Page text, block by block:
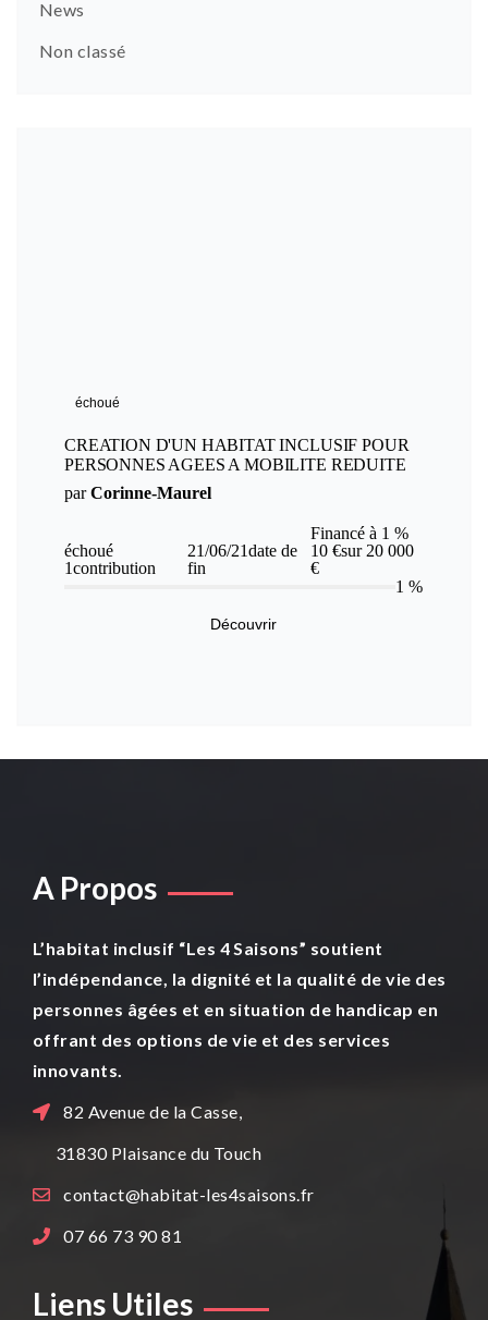
News
Non classé
A Propos
L’habitat inclusif “Les 4 Saisons” soutient
l’indépendance, la dignité et la qualité de vie des
personnes âgées et en situation de handicap en
offrant des options de vie et des services
innovants.
82 Avenue de la Casse,
31830 Plaisance du Touch
contact@habitat-les4saisons.fr
07 66 73 90 81
Liens Utiles